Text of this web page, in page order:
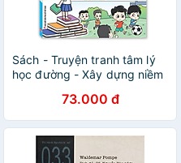
Sách - Truyện tranh tâm lý
học đường - Xây dựng niềm
73.000 đ